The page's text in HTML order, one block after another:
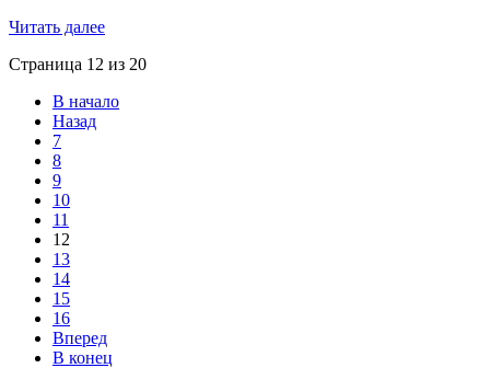
Читать далее
Страница 12 из 20
В начало
Назад
7
8
9
10
11
12
13
14
15
16
Вперед
В конец